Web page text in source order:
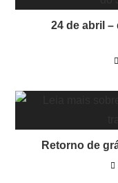
24 de abril
Retorno de